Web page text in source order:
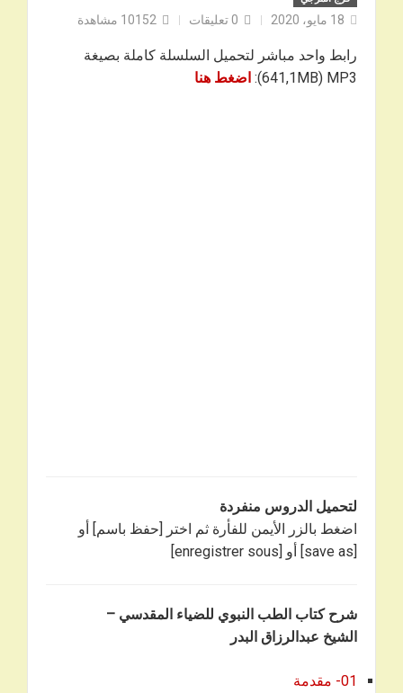
18 مايو، 2020 0تعليقات 10152 مشاهدة
رابط واحد مباشر لتحميل السلسلة كاملة بصيغة
641,1MB) MP3):
اضغط هنا
لتحميل الدروس منفردة
اضغط بالزر الأيمن للفأرة ثم اختر [حفظ باسم] أو
[save as] أو [enregistrer sous]
شرح كتاب الطب النبوي للضياء المقدسي –
الشيخ عبدالرزاق البدر
01- مقدمة